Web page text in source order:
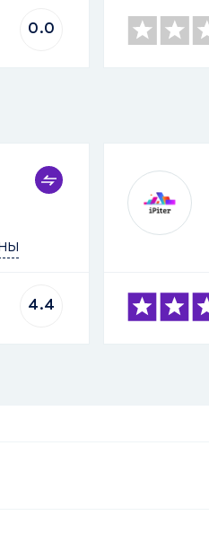
0.0
4.4